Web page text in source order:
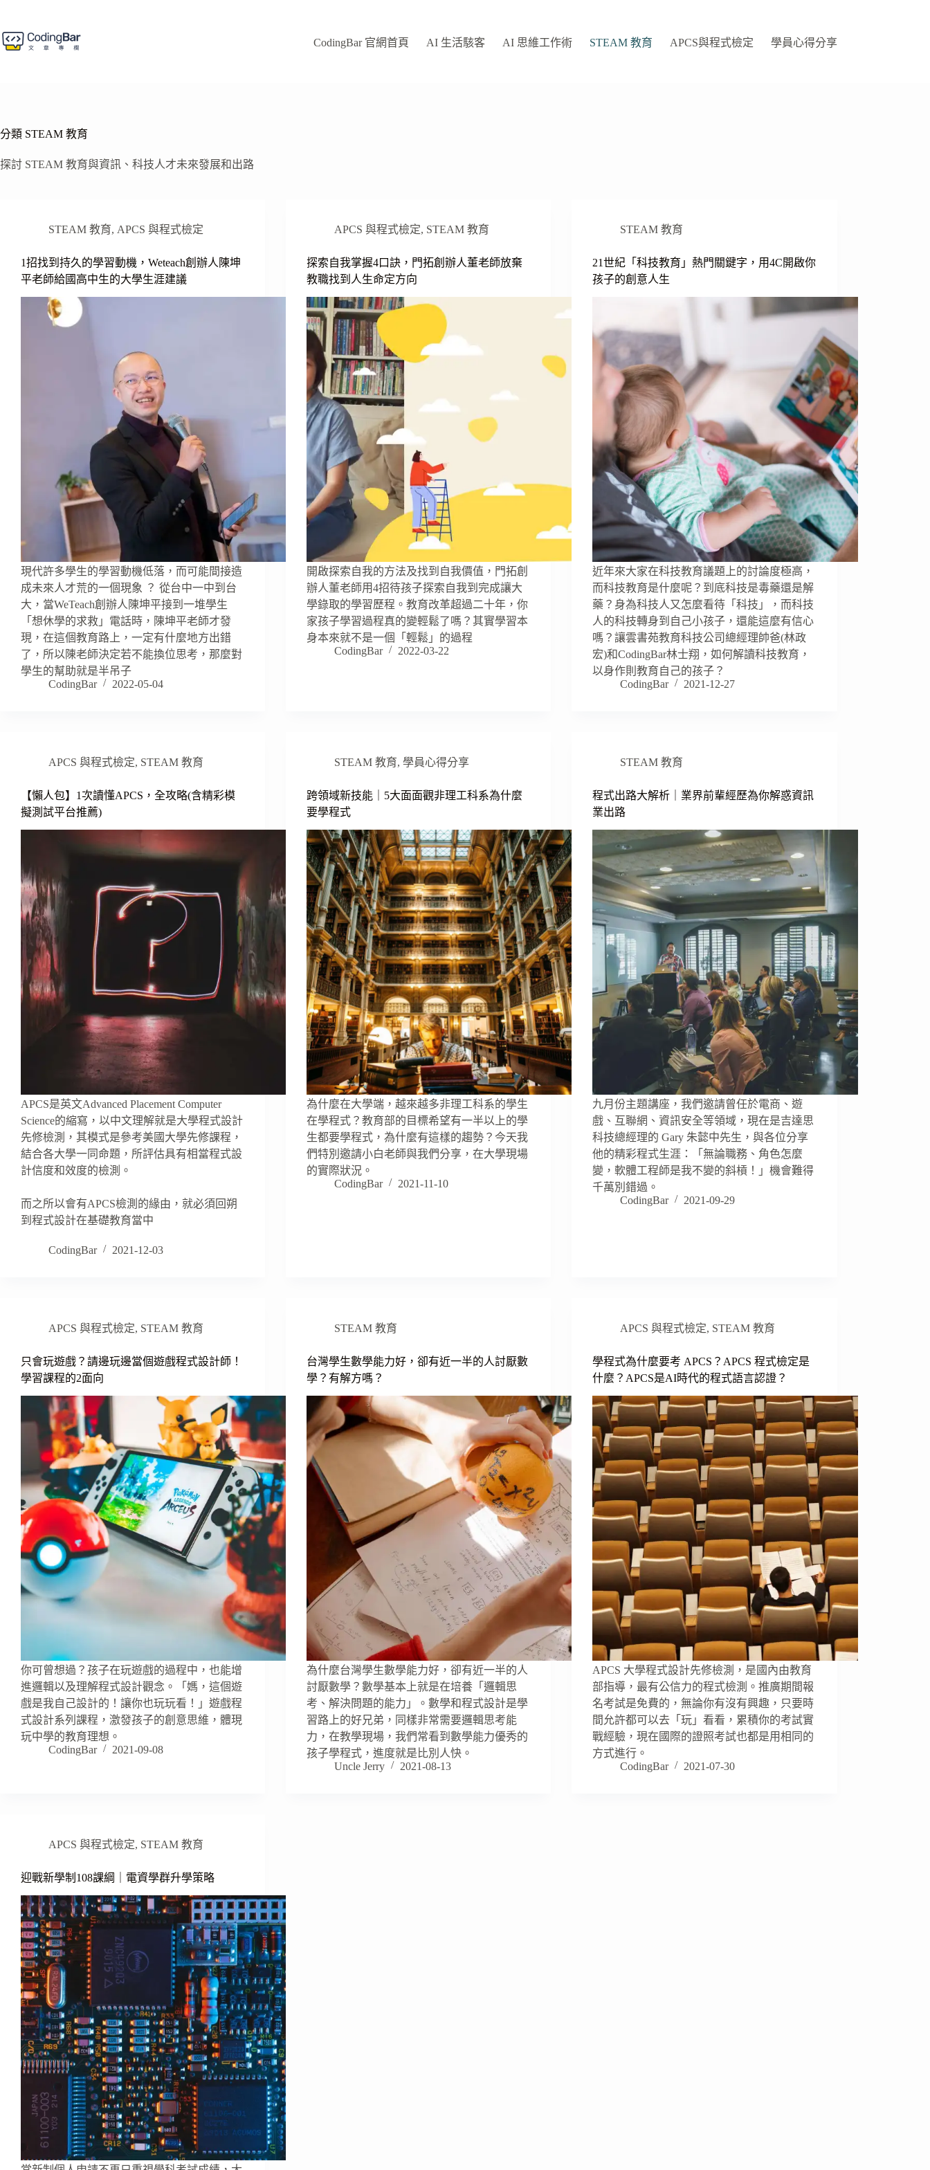
主
CodingBar 官網首頁 AI 生活駭客 AI 思維工作術 STEAM 教育 APCS與程式檢定 學員心得分享
分類 STEAM 教育
探討 STEAM 教育與資訊、科技人才未來發展和出路
STEAM 教育, APCS 與程式檢定
1招找到持久的學習動機，Weteach創辦人陳坤
平老師給國高中生的大學生涯建議
現代許多學生的學習動機低落，而可能間接造
成未來人才荒的一個現象 ？ 從台中一中到台
大，當WeTeach創辦人陳坤平接到一堆學生
「想休學的求救」電話時，陳坤平老師才發
現，在這個教育路上，一定有什麼地方出錯
了，所以陳老師決定若不能換位思考，那麼對
學生的幫助就是半吊子
CodingBar
2022-05-04
APCS 與程式檢定, STEAM 教育
探索自我掌握4口訣，門拓創辦人董老師放棄
教職找到人生命定方向
開啟探索自我的方法及找到自我價值，門拓創
辦人董老師用4招待孩子探索自我到完成讓大
學錄取的學習歷程。教育改革超過二十年，你
家孩子學習過程真的變輕鬆了嗎？其實學習本
身本來就不是一個「輕鬆」的過程
CodingBar
2022-03-22
STEAM 教育
21世紀「科技教育」熱門關鍵字，用4C開啟你
孩子的創意人生
近年來大家在科技教育議題上的討論度極高，
而科技教育是什麼呢？到底科技是毒藥還是解
藥？身為科技人又怎麼看待「科技」，而科技
人的科技轉身到自己小孩子，還能這麼有信心
嗎？讓雲書苑教育科技公司總經理帥爸(林政
宏)和CodingBar林士翔，如何解讀科技教育，
以身作則教育自己的孩子？
CodingBar
2021-12-27
APCS 與程式檢定, STEAM 教育
【懶人包】1次讀懂APCS，全攻略(含精彩模
擬測試平台推薦)
APCS是英文Advanced Placement Computer
Science的縮寫，以中文理解就是大學程式設計
先修檢測，其模式是參考美國大學先修課程，
結合各大學一同命題，所評估具有相當程式設
計信度和效度的檢測。
而之所以會有APCS檢測的緣由，就必須回朔
到程式設計在基礎教育當中
CodingBar 2021-12-03
STEAM 教育,學員心得分享
跨領域新技能｜5大面面觀非理工科系為什麼
要學程式
為什麼在大學端，越來越多非理工科系的學生
在學程式？教育部的目標希望有一半以上的學
生都要學程式，為什麼有這樣的趨勢？今天我
們特別邀請小白老師與我們分享，在大學現場
的實際狀況。
CodingBar
2021-11-10
STEAM 教育
程式出路大解析｜業界前輩經歷為你解惑資訊
業出路
九月份主題講座，我們邀請曾任於電商、遊
戲、互聯網、資訊安全等領域，現在是吉達思
科技總經理的 Gary 朱懿中先生，與各位分享
他的精彩程式生涯：「無論職務、角色怎麼
變，軟體工程師是我不變的斜槓！」機會難得
千萬別錯過。
CodingBar
2021-09-29
APCS 與程式檢定, STEAM 教育
只會玩遊戲？請邊玩邊當個遊戲程式設計師！
學習課程的2面向
你可曾想過？孩子在玩遊戲的過程中，也能增
進邏輯以及理解程式設計觀念。「媽，這個遊
戲是我自己設計的！讓你也玩玩看！」遊戲程
式設計系列課程，激發孩子的創意思維，體現
玩中學的教育理想。
CodingBar
2021-09-08
STEAM 教育
台灣學生數學能力好，卻有近一半的人討厭數
學？有解方嗎？
為什麼台灣學生數學能力好，卻有近一半的人
討厭數學？數學基本上就是在培養「邏輯思
考、解決問題的能力」。數學和程式設計是學
習路上的好兄弟，同樣非常需要邏輯思考能
力，在教學現場，我們常看到數學能力優秀的
孩子學程式，進度就是比別人快。
Uncle Jerry
2021-08-13
APCS 與程式檢定, STEAM 教育
學程式為什麼要考 APCS？APCS 程式檢定是
什麼？APCS是AI時代的程式語言認證？
APCS 大學程式設計先修檢測，是國內由教育
部指導，最有公信力的程式檢測。推廣期間報
名考試是免費的，無論你有沒有興趣，只要時
間允許都可以去「玩」看看，累積你的考試實
戰經驗，現在國際的證照考試也都是用相同的
方式進行。
CodingBar
2021-07-30
APCS 與程式檢定, STEAM 教育
迎戰新學制108課綱｜電資學群升學策略